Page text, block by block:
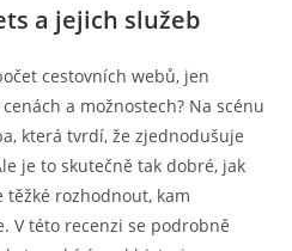
a jejich služeb
cestovních webů, jen
a možnostech? Na scénu
která tvrdí, že zjednodušuje
je to skutečně tak dobré, jak
těžké rozhodnout, kam
V této recenzi se podrobně